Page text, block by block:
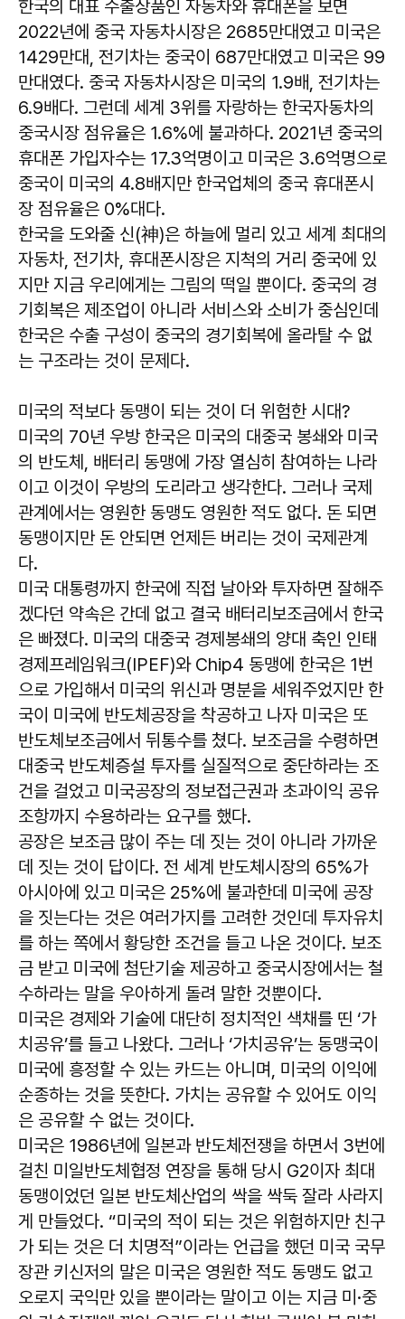
한국의 대표 수출상품인 자동차와 휴대폰을 보면
2022년에 중국 자동차시장은 2685만대였고 미국은
1429만대, 전기차는 중국이 687만대였고 미국은 99
만대였다. 중국 자동차시장은 미국의 1.9배, 전기차는
6.9배다. 그런데 세계 3위를 자랑하는 한국자동차의
중국시장 점유율은 1.6%에 불과하다. 2021년 중국의
휴대폰 가입자수는 17.3억명이고 미국은 3.6억명으로
중국이 미국의 4.8배지만 한국업체의 중국 휴대폰시
장 점유율은 0%대다.
한국을 도와줄 신(神)은 하늘에 멀리 있고 세계 최대의
자동차, 전기차, 휴대폰시장은 지척의 거리 중국에 있
지만 지금 우리에게는 그림의 떡일 뿐이다. 중국의 경
기회복은 제조업이 아니라 서비스와 소비가 중심인데
한국은 수출 구성이 중국의 경기회복에 올라탈 수 없
는 구조라는 것이 문제다.
미국의 적보다 동맹이 되는 것이 더 위험한 시대?
미국의 70년 우방 한국은 미국의 대중국 봉쇄와 미국
의 반도체, 배터리 동맹에 가장 열심히 참여하는 나라
이고 이것이 우방의 도리라고 생각한다. 그러나 국제
관계에서는 영원한 동맹도 영원한 적도 없다. 돈 되면
동맹이지만 돈 안되면 언제든 버리는 것이 국제관계
다.
미국 대통령까지 한국에 직접 날아와 투자하면 잘해주
겠다던 약속은 간데 없고 결국 배터리보조금에서 한국
은 빠졌다. 미국의 대중국 경제봉쇄의 양대 축인 인태
경제프레임워크(IPEF)와 Chip4 동맹에 한국은 1번
으로 가입해서 미국의 위신과 명분을 세워주었지만 한
국이 미국에 반도체공장을 착공하고 나자 미국은 또
반도체보조금에서 뒤통수를 쳤다. 보조금을 수령하면
대중국 반도체증설 투자를 실질적으로 중단하라는 조
건을 걸었고 미국공장의 정보접근권과 초과이익 공유
조항까지 수용하라는 요구를 했다.
공장은 보조금 많이 주는 데 짓는 것이 아니라 가까운
데 짓는 것이 답이다. 전 세계 반도체시장의 65%가
아시아에 있고 미국은 25%에 불과한데 미국에 공장
을 짓는다는 것은 여러가지를 고려한 것인데 투자유치
를 하는 쪽에서 황당한 조건을 들고 나온 것이다. 보조
금 받고 미국에 첨단기술 제공하고 중국시장에서는 철
수하라는 말을 우아하게 돌려 말한 것뿐이다.
미국은 경제와 기술에 대단히 정치적인 색채를 띤 ‘가
치공유’를 들고 나왔다. 그러나 ‘가치공유’는 동맹국이
미국에 흥정할 수 있는 카드는 아니며, 미국의 이익에
순종하는 것을 뜻한다. 가치는 공유할 수 있어도 이익
은 공유할 수 없는 것이다.
미국은 1986년에 일본과 반도체전쟁을 하면서 3번에
걸친 미일반도체협정 연장을 통해 당시 G2이자 최대
동맹이었던 일본 반도체산업의 싹을 싹둑 잘라 사라지
게 만들었다. “미국의 적이 되는 것은 위험하지만 친구
가 되는 것은 더 치명적”이라는 언급을 했던 미국 국무
장관 키신저의 말은 미국은 영원한 적도 동맹도 없고
오로지 국익만 있을 뿐이라는 말이고 이는 지금 미·중